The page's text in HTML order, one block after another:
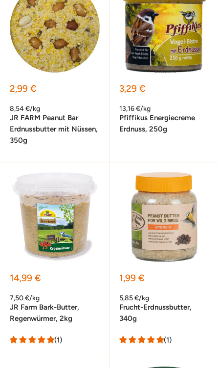
Sonderpreis
2,99 €
8,54 €/kg
JR FARM Peanut Bar
Erdnussbutter mit Nüssen,
350g
Sonderpreis
3,29 €
13,16 €/kg
Pfiffikus Energiecreme
Erdnuss, 250g
Sonderpreis
14,99 €
7,50 €/kg
JR Farm Bark-Butter,
Regenwürmer, 2kg
(1)
Sonderpreis
1,99 €
5,85 €/kg
Frucht-Erdnussbutter,
340g
(1)